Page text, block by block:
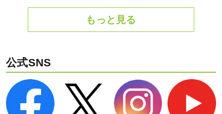
もっと見る
公式SNS